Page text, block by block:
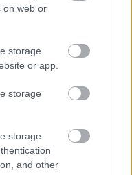
on web or
storage
or app.
storage
storage
and other
fľašu vína aj